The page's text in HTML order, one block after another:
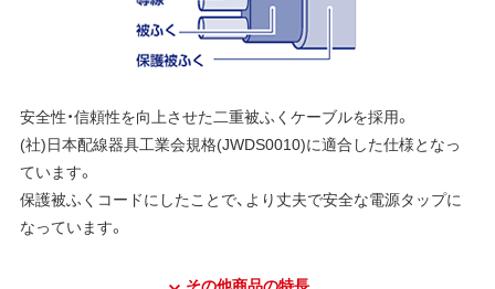
安全性・信頼性を向上させた二重被ふくケーブルを採用。
(社)日本配線器具工業会規格(JWDS0010)に適合した仕様となっ
ています。
保護被ふくコードにしたことで、より丈夫で安全な電源タップに
なっています。